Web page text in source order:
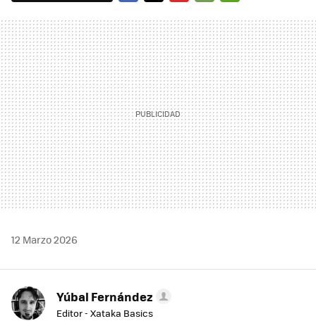
MAIL
12 Marzo 2026
Yúbal Fernández
Editor - Xataka Basics